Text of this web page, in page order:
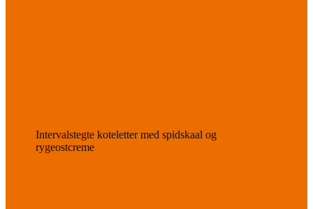
Intervalstegte koteletter med spidskaal og
rygeostcreme